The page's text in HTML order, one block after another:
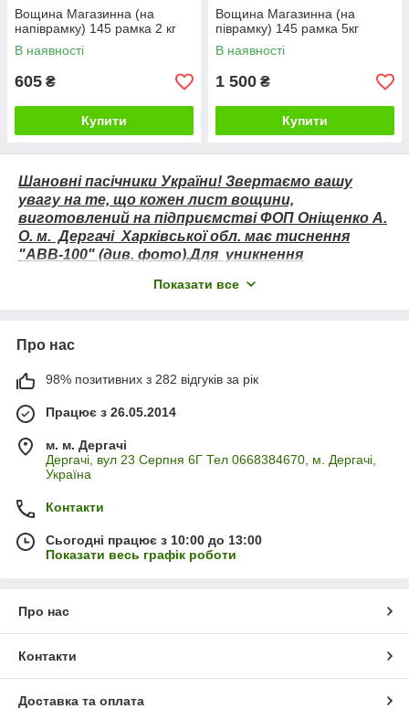
Вощина Магазинна (на
напіврамку) 145 рамка 2 кг
В наявності
605 ₴
Купити
Вощина Магазинна (на
піврамку) 145 рамка 5кг
В наявності
1 500 ₴
Купити
Шановні пасічники України! Звертаємо вашу
увагу на те, що кожен лист вощини,
виготовлений на підприємстві ФОП Оніщенко А.
О. м. Дергачі Харківської обл. має тиснення
"АВВ-100" (див. фото).Для уникнення
Показати все
Про нас
98% позитивних з 282 відгуків за рік
Працює з 26.05.2014
м. м. Дергачі
Дергачі, вул 23 Серпня 6Г Тел 0668384670, м. Дергачі,
Україна
Контакти
Сьогодні працює з 10:00 до 13:00
Показати весь графік роботи
Про нас
Контакти
Доставка та оплата